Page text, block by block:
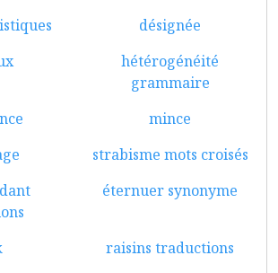
désignée
hétérogénéité
grammaire
mince
strabisme mots croisés
éternuer synonyme
raisins traductions